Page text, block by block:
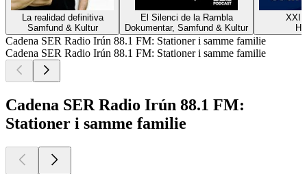
La realidad definitiva
Samfund & Kultur
El Silenci de la Rambla
Dokumentar, Samfund & Kultur
XXI
Cadena SER Radio Irún 88.1 FM: Stationer i samme familie
Cadena SER Radio Irún 88.1 FM: Stationer i samme familie
Cadena SER Radio Irún 88.1 FM:
Stationer i samme familie